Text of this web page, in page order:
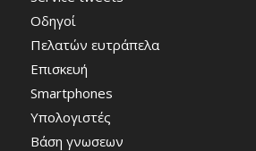
Οδηγοί
Πελατών ευτράπελα
Επισκευή
Smartphones
Υπολογιστές
Bάση γνωσεων